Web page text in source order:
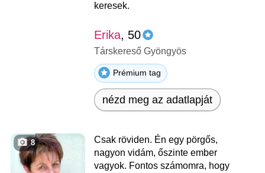
keresek.
Erika, 50
Társkereső Gyöngyös
Prémium tag
nézd meg az adatlapját
8
Csak röviden. Én egy pörgős,
nagyon vidám, őszinte ember
vagyok. Fontos számomra, hogy